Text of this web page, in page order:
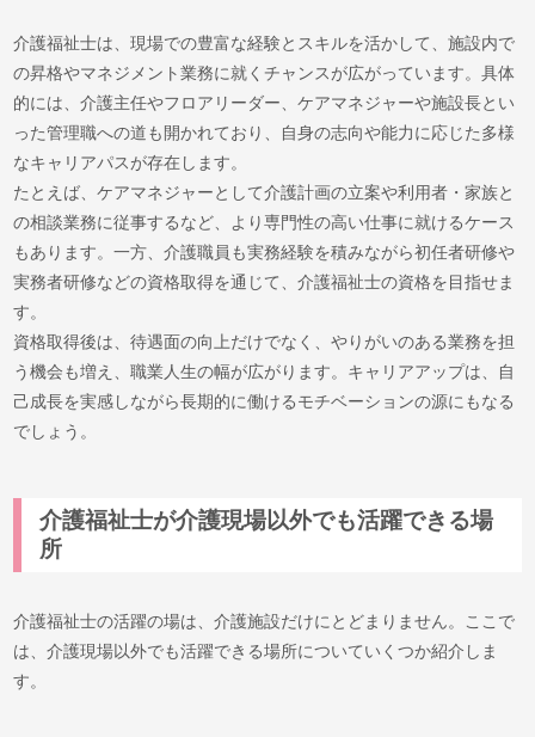
介護福祉士は、現場での豊富な経験とスキルを活かして、施設内で
の昇格やマネジメント業務に就くチャンスが広がっています。具体
的には、介護主任やフロアリーダー、ケアマネジャーや施設長とい
った管理職への道も開かれており、自身の志向や能力に応じた多様
なキャリアパスが存在します。
たとえば、ケアマネジャーとして介護計画の立案や利用者・家族と
の相談業務に従事するなど、より専門性の高い仕事に就けるケース
もあります。一方、介護職員も実務経験を積みながら初任者研修や
実務者研修などの資格取得を通じて、介護福祉士の資格を目指せま
す。
資格取得後は、待遇面の向上だけでなく、やりがいのある業務を担
う機会も増え、職業人生の幅が広がります。キャリアアップは、自
己成長を実感しながら長期的に働けるモチベーションの源にもなる
でしょう。
介護福祉士が介護現場以外でも活躍できる場
所
介護福祉士の活躍の場は、介護施設だけにとどまりません。ここで
は、介護現場以外でも活躍できる場所についていくつか紹介しま
す。